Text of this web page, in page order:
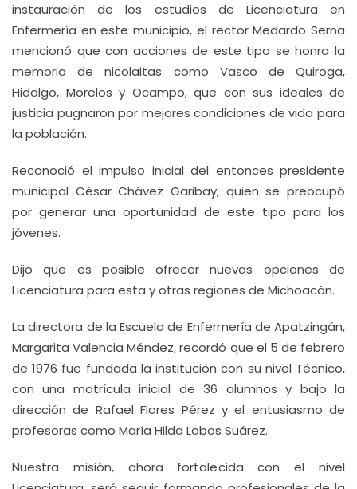
instauración de los estudios de Licenciatura en
Enfermería en este municipio, el rector Medardo Serna
mencionó que con acciones de este tipo se honra la
memoria de nicolaitas como Vasco de Quiroga,
Hidalgo, Morelos y Ocampo, que con sus ideales de
justicia pugnaron por mejores condiciones de vida para
la población.
Reconoció el impulso inicial del entonces presidente
municipal César Chávez Garibay, quien se preocupó
por generar una oportunidad de este tipo para los
jóvenes.
Dijo que es posible ofrecer nuevas opciones de
Licenciatura para esta y otras regiones de Michoacán.
La directora de la Escuela de Enfermería de Apatzingán,
Margarita Valencia Méndez, recordó que el 5 de febrero
de 1976 fue fundada la institución con su nivel Técnico,
con una matrícula inicial de 36 alumnos y bajo la
dirección de Rafael Flores Pérez y el entusiasmo de
profesoras como María Hilda Lobos Suárez.
Nuestra misión, ahora fortalecida con el nivel